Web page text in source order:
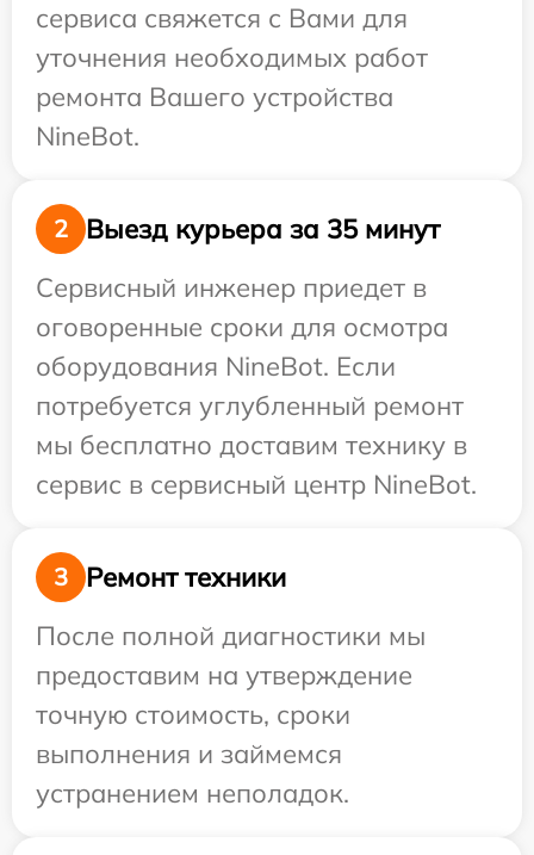
сервиса свяжется с Вами для
уточнения необходимых работ
ремонта Вашего устройства
NineBot.
2
Выезд курьера за 35 минут
Сервисный инженер приедет в
оговоренные сроки для осмотра
оборудования NineBot. Если
потребуется углубленный ремонт
мы бесплатно доставим технику в
сервис в сервисный центр NineBot.
3
Ремонт техники
После полной диагностики мы
предоставим на утверждение
точную стоимость, сроки
выполнения и займемся
устранением неполадок.